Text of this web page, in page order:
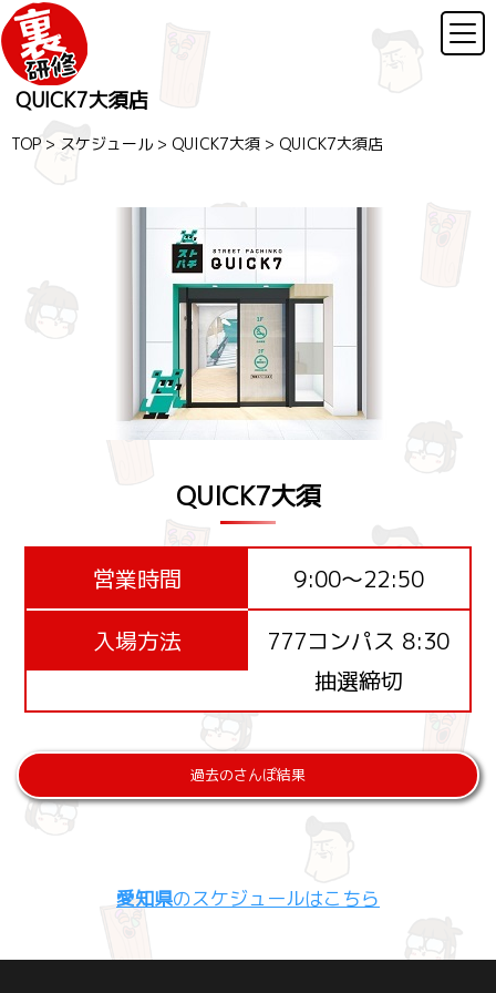
QUICK7大須店
TOP > スケジュール > QUICK7大須 > QUICK7大須店
QUICK7大須
営業時間
9:00～22:50
入場方法
777コンパス 8:30
抽選締切
過去のさんぽ結果
愛知県のスケジュールはこちら